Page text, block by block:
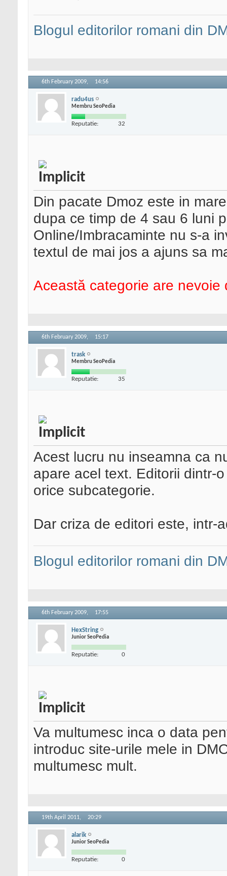
Blogul editorilor romani din
6th February 2009, 14:56
radu4us
Membru SeoPedia
Reputatie: 32
Din pacate Dmoz este in
dupa ce timp de 4 sau 6 luni
Online/Imbracaminte nu s-a
textul de mai jos a ajuns sa
Această categorie are nevoie
6th February 2009, 15:17
trask
Membru SeoPedia
Reputatie: 35
Acest lucru nu inseamna ca
apare acel text. Editorii dintr-
orice subcategorie.
Dar criza de editori este, intr-
Blogul editorilor romani din
6th February 2009, 17:55
HexString
Junior SeoPedia
Reputatie: 0
Va multumesc inca o data
introduc site-urile mele in
multumesc mult.
19th April 2011, 20:29
alarik
Junior SeoPedia
Reputatie: 0